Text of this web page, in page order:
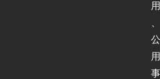
用
公
用
事